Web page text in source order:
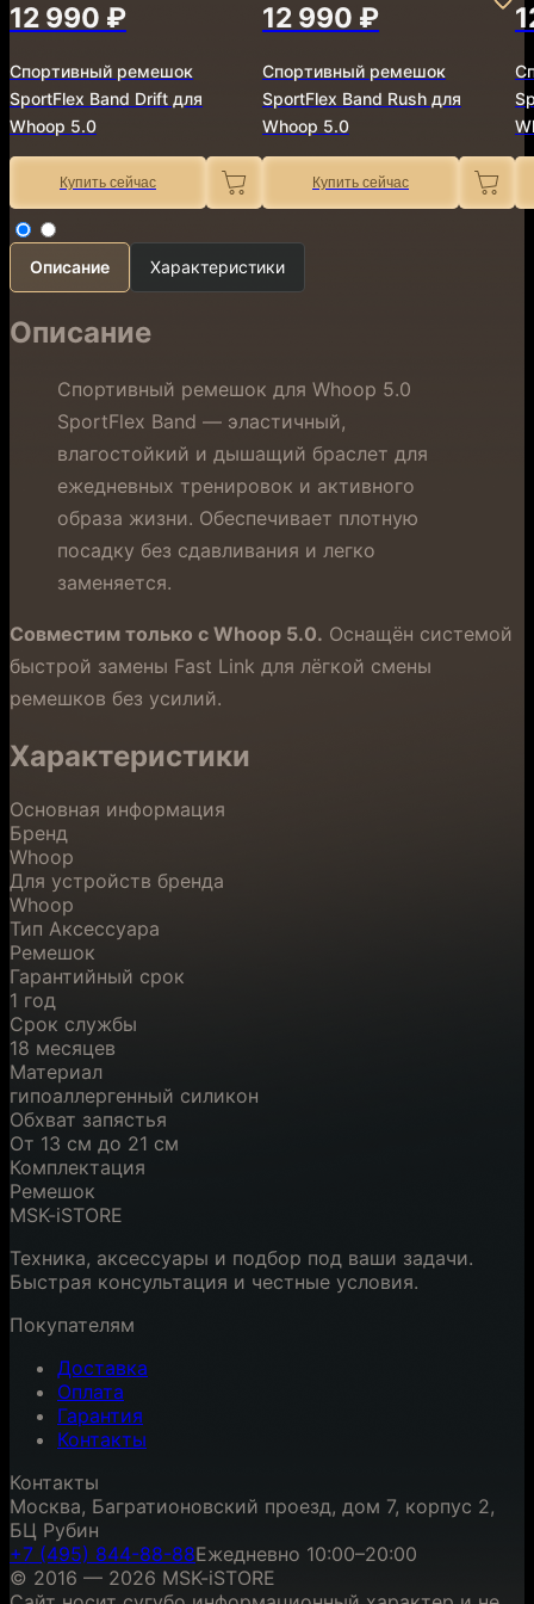
12 990 ₽
Спортивный ремешок
SportFlex Band Drift для
Whoop 5.0
Купить сейчас
12 990 ₽
Спортивный ремешок
SportFlex Band Rush для
Whoop 5.0
Купить сейчас
Описание Характеристики
Описание
Спортивный ремешок для Whoop 5.0
SportFlex Band — эластичный,
влагостойкий и дышащий браслет для
ежедневных тренировок и активного
образа жизни. Обеспечивает плотную
посадку без сдавливания и легко
заменяется.
Совместим только с Whoop 5.0. Оснащён системой
быстрой замены Fast Link для лёгкой смены
ремешков без усилий.
Характеристики
Основная информация
Бренд
Whoop
Для устройств бренда
Whoop
Тип Аксессуара
Ремешок
Гарантийный срок
1 год
Срок службы
18 месяцев
Материал
гипоаллергенный силикон
Обхват запястья
От 13 см до 21 см
Комплектация
Ремешок
MSK-iSTORE
Техника, аксессуары и подбор под ваши задачи.
Быстрая консультация и честные условия.
Покупателям
Доставка
Оплата
Гарантия
Контакты
Контакты
Москва, Багратионовский проезд, дом 7, корпус 2,
БЦ Рубин
+7 (495) 844-88-88Ежедневно 10:00–20:00
© 2016 — 2026 MSK-iSTORE